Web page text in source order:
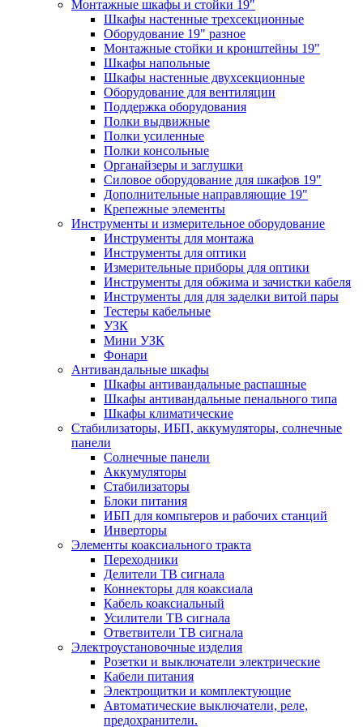
Монтажные шкафы и стойки 19"
Шкафы настенные трехсекционные
Оборудование 19" разное
Монтажные стойки и кронштейны 19"
Шкафы напольные
Шкафы настенные двухсекционные
Оборудование для вентиляции
Поддержка оборудования
Полки выдвижные
Полки усиленные
Полки консольные
Органайзеры и заглушки
Силовое оборудование для шкафов 19"
Дополнительные направляющие 19"
Крепежные элементы
Инструменты и измерительное оборудование
Инструменты для монтажа
Инструменты для оптики
Измерительные приборы для оптики
Инструменты для обжима и зачистки кабеля
Инструменты для для заделки витой пары
Тестеры кабельные
УЗК
Мини УЗК
Фонари
Антивандальные шкафы
Шкафы антивандальные распашные
Шкафы антивандальные пенального типа
Шкафы климатические
Стабилизаторы, ИБП, аккумуляторы, солнечные
панели
Солнечные панели
Аккумуляторы
Стабилизаторы
Блоки питания
ИБП для компьтеров и рабочих станций
Инверторы
Элементы коаксиального тракта
Переходники
Делители ТВ сигнала
Коннекторы для коаксиала
Кабель коаксиальный
Усилители ТВ сигнала
Ответвители ТВ сигнала
Электроустановочные изделия
Розетки и выключатели электрические
Кабели питания
Электрощитки и комплектующие
Автоматические выключатели, реле,
предохранители.